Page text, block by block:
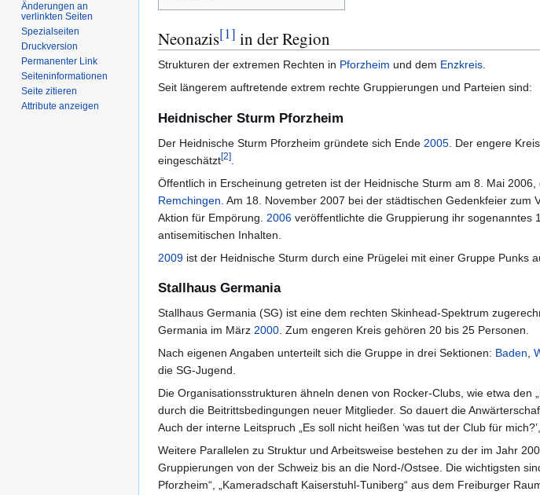
Neonazis[1] in der Region
Strukturen der extremen Rechten in Pforzheim und dem Enzkreis.
Seit längerem auftretende extrem rechte Gruppierungen und Parteien sind:
Heidnischer Sturm Pforzheim
Der Heidnische Sturm Pforzheim gründete sich Ende 2005 . Der engere
eingeschätzt[2]
Öffentlich in Erscheinung getreten ist der Heidnische Sturm am 8. Mai
Remchingen . Am 18. November 2007 bei der städtischen Gedenkfeier zum
Aktion für Empörung. 2006 veröffentlichte die Gruppierung ihr sogenanntes
antisemitischen Inhalten.
2009 ist der Heidnische Sturm durch eine Prügelei mit einer Gruppe Punks
Stallhaus Germania
Stallhaus Germania (SG) ist eine dem rechten Skinhead-Spektrum
Germania im März 2000 . Zum engeren Kreis gehören 20 bis 25 Personen.
Nach eigenen Angaben unterteilt sich die Gruppe in drei Sektionen: Baden
die SG-Jugend.
Die Organisationsstrukturen ähneln denen von Rocker-Clubs, wie etwa
durch die Beitrittsbedingungen neuer Mitglieder. So dauert die
Auch der interne Leitspruch „Es soll nicht heißen ‘was tut der Club für
Weitere Parallelen zu Struktur und Arbeitsweise bestehen zu der im Jahr
Gruppierungen von der Schweiz bis an die Nord-/Ostsee. Die wichtigsten
Pforzheim“, „Kameradschaft Kaiserstuhl-Tuniberg“ aus dem Freiburger
Änderungen an
verlinkten Seiten
Spezialseiten
Druckversion
Permanenter Link
Seiten­­informationen
Seite zitieren
Attribute anzeigen